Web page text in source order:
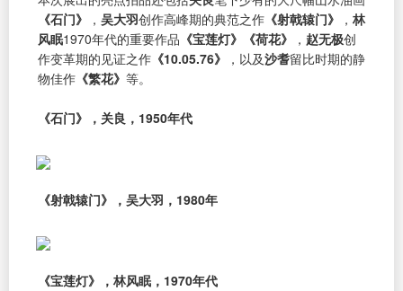
《石门》
， 吴大羽创作高峰期的典范之作 《射戟辕门》 ， 林
风眠1970年代的重要作品 《宝莲灯》《荷花》 ， 赵无极创
作变革期的见证之作 《10.05.76》 ，以及沙耆留比时期的静
物佳作 《繁花》 等。
《石门》，关良，1950年代
《射戟辕门》，吴大羽，1980年
《宝莲灯》，林风眠，1970年代